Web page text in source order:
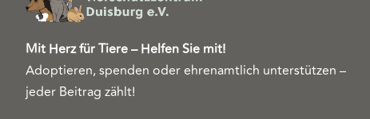
Mit Herz für Tiere – Helfen Sie mit!
Adoptieren, spenden oder ehrenamtlich unterstützen –
jeder Beitrag zählt!